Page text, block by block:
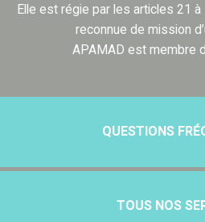
Elle est régie par les articles 21
reconnue de mission
APAMAD est membre
QUESTIONS
TOUS NOS